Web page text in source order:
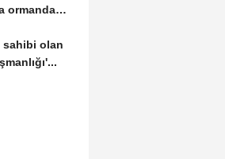
ormanda
sahibi olan